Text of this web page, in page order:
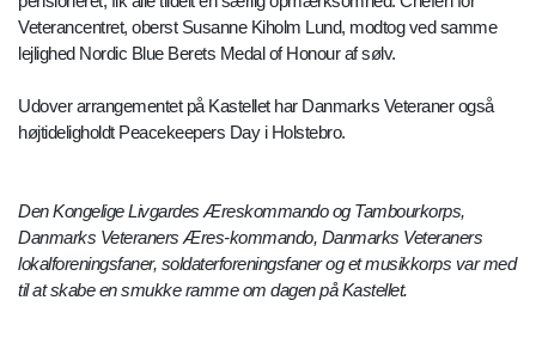
Veterancentret, oberst Susanne Kiholm Lund, modtog ved samme
lejlighed Nordic Blue Berets Medal of Honour af sølv.
Udover arrangementet på Kastellet har Danmarks Veteraner også
højtideligholdt Peacekeepers Day i Holstebro.
Den Kongelige Livgardes Æreskommando og Tambourkorps,
Danmarks Veteraners Æres-kommando, Danmarks Veteraners
lokalforeningsfaner, soldaterforeningsfaner og et musikkorps var med
til at skabe en smukke ramme om dagen på Kastellet.